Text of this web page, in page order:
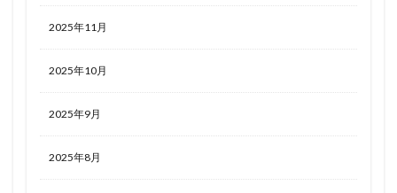
2025年11月
2025年10月
2025年9月
2025年8月